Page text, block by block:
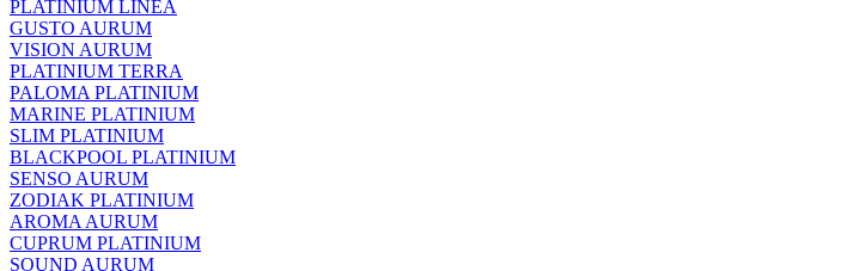
PLATINIUM LINEA
GUSTO AURUM
VISION AURUM
PLATINIUM TERRA
PALOMA PLATINIUM
MARINE PLATINIUM
SLIM PLATINIUM
BLACKPOOL PLATINIUM
SENSO AURUM
ZODIAK PLATINIUM
AROMA AURUM
CUPRUM PLATINIUM
SOUND AURUM